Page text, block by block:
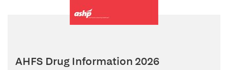
AHFS Drug Information 2026